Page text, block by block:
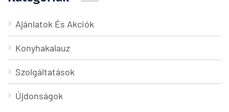
Ajánlatok És Akciók
Konyhakalauz
Szolgáltatások
Újdonságok